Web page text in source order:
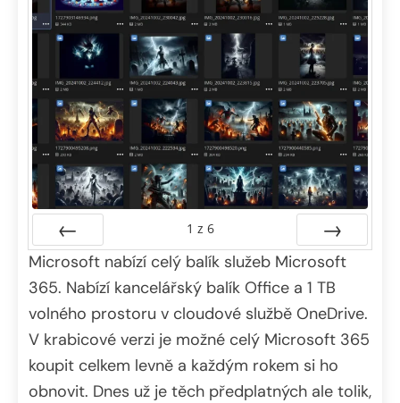
Předchozí
1 z 6
Další
Microsoft nabízí celý balík služeb Microsoft
365. Nabízí kancelářský balík Office a 1 TB
volného prostoru v cloudové službě OneDrive.
V krabicové verzi je možné celý Microsoft 365
koupit celkem levně a každým rokem si ho
obnovit. Dnes už je těch předplatných ale tolik,